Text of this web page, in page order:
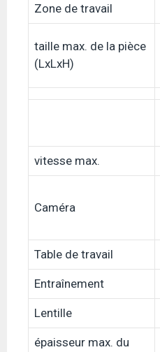
Zone de travail
taille max. de la pièce
(LxLxH)
vitesse max.
Caméra
Table de travail
Entraînement
Lentille
épaisseur max. du